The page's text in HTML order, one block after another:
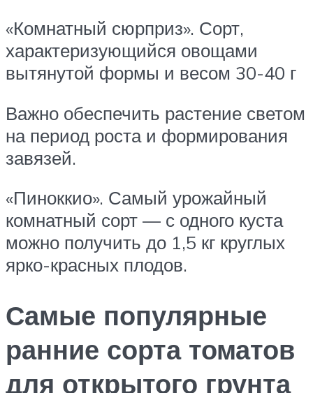
«Комнатный сюрприз». Сорт,
характеризующийся овощами
вытянутой формы и весом 30-40 г
Важно обеспечить растение светом
на период роста и формирования
завязей.
«Пиноккио». Самый урожайный
комнатный сорт — с одного куста
можно получить до 1,5 кг круглых
ярко-красных плодов.
Самые популярные
ранние сорта томатов
для открытого грунта